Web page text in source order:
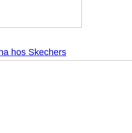
hos Skechers